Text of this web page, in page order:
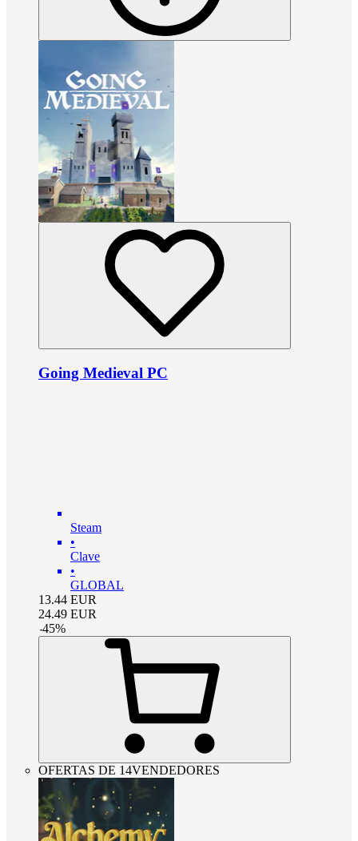
Going Medieval PC
Steam
•
Clave
•
GLOBAL
13.44 EUR
24.49 EUR
-45%
OFERTAS DE 14VENDEDORES